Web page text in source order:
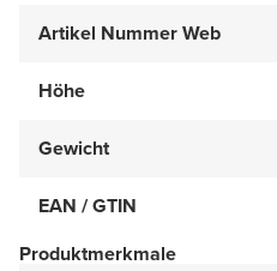
Artikel Nummer Web
Höhe
Gewicht
EAN / GTIN
Produktmerkmale